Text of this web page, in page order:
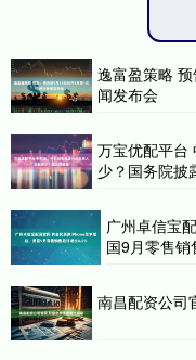
逸富盈策略
闻发布会
万宝优配平台
少？国务院披
广州卓信宝
国9月零售
南昌配资公司